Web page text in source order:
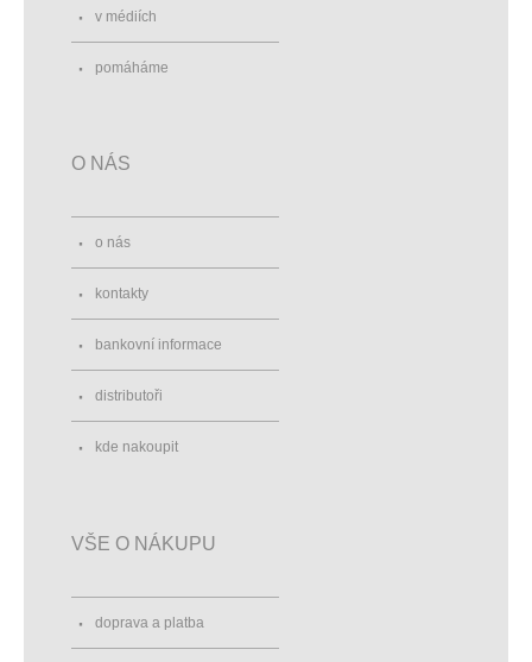
v médiích
pomáháme
O NÁS
o nás
kontakty
bankovní informace
distributoři
kde nakoupit
VŠE O NÁKUPU
doprava a platba